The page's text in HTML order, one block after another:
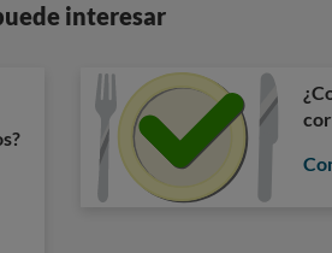
interesar